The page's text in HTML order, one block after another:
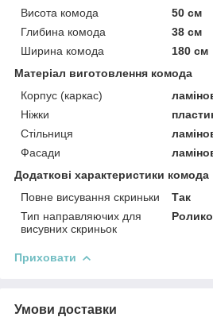
Висота комода
50 см
Глибина комода
38 см
Ширина комода
180 см
Матеріал виготовлення комода
Корпус (каркас)
Ніжки
Стільниця
Фасади
Додаткові характеристики комода
Повне висування скриньки
Так
Тип направляючих для
висувних скриньок
Приховати
Умови доставки